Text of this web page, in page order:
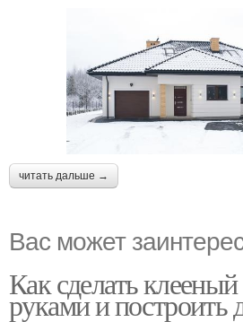
читать дальше →
Вас может
Как сделать
руками и построить